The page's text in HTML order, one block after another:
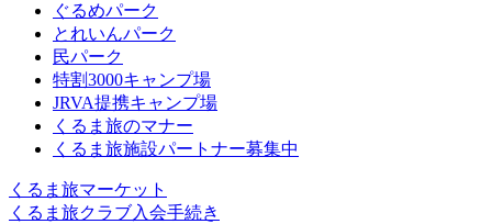
ぐるめパーク
とれいんパーク
民パーク
特割3000キャンプ場
JRVA提携キャンプ場
くるま旅のマナー
くるま旅施設パートナー募集中
くるま旅マーケット
くるま旅クラブ入会手続き